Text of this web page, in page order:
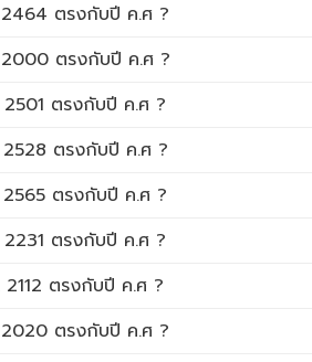
ตรงกับปี ค.ศ ?
ตรงกับปี ค.ศ ?
ตรงกับปี ค.ศ ?
ตรงกับปี ค.ศ ?
ตรงกับปี ค.ศ ?
ตรงกับปี ค.ศ ?
2112 ตรงกับปี ค.ศ ?
ตรงกับปี ค.ศ ?